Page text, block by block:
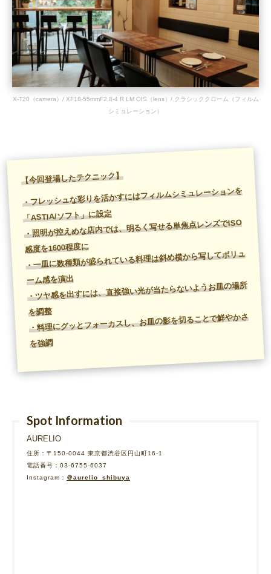
X-T20（camera）/ XF18-55mmF2.8-4 R LM OIS（lens）/ クラシッククローム（フィルム
シミュレーション）
【今回登場したテクニック】
・フレッシュな彩りを活かすにはフィルムシミュレーションを
「ASTIA/ソフト」に設定
・照明が控えめな店内では、明るく写せる単焦点レンズでISO
感度を1600程度に
・一皿に数種類が盛られている料理は斜め横から写してボリュ
ーム感を演出
・ツヤ感を出すには、直接強い光が当たらないようお皿の場所
を調整
・料理にグッとフォーカスし、お皿の影を切ることで鮮やかさ
を強調
Spot Information
AURELIO
住所：〒150-0044 東京都渋谷区円山町16-1
電話番号：03-6755-6037
Instagram： ＠aurelio_shibuya